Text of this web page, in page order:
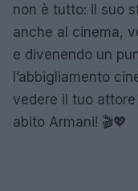
non è tutto: il suo
anche al cinema,
e divenendo un
l’abbigliamento
vedere il tuo
abito Armani! 🎬💖